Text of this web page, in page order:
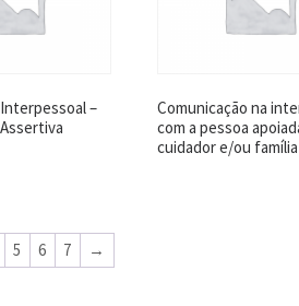
–
Comunicação na
com a pessoa
cuidador e/ou família
5 6 7 →